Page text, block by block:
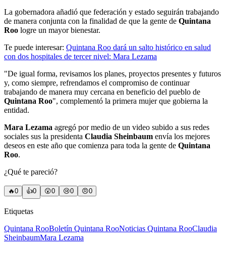
La gobernadora añadió que federación y estado seguirán trabajando
de manera conjunta con la finalidad de que la gente de Quintana
Roo logre un mayor bienestar.
Te puede interesar: Quintana Roo dará un salto histórico en salud
con dos hospitales de tercer nivel: Mara Lezama
"De igual forma, revisamos los planes, proyectos presentes y futuros
y, como siempre, refrendamos el compromiso de continuar
trabajando de manera muy cercana en beneficio del pueblo de
Quintana Roo", complementó la primera mujer que gobierna la
entidad.
Mara Lezama agregó por medio de un video subido a sus redes
sociales sus la presidenta Claudia Sheinbaum envía los mejores
deseos en este año que comienza para toda la gente de Quintana
Roo.
¿Qué te pareció?
🔥0 👍0 😲0 😢0 😠0
Etiquetas
Quintana RooBoletín Quintana RooNoticias Quintana RooClaudia
SheinbaumMara Lezama